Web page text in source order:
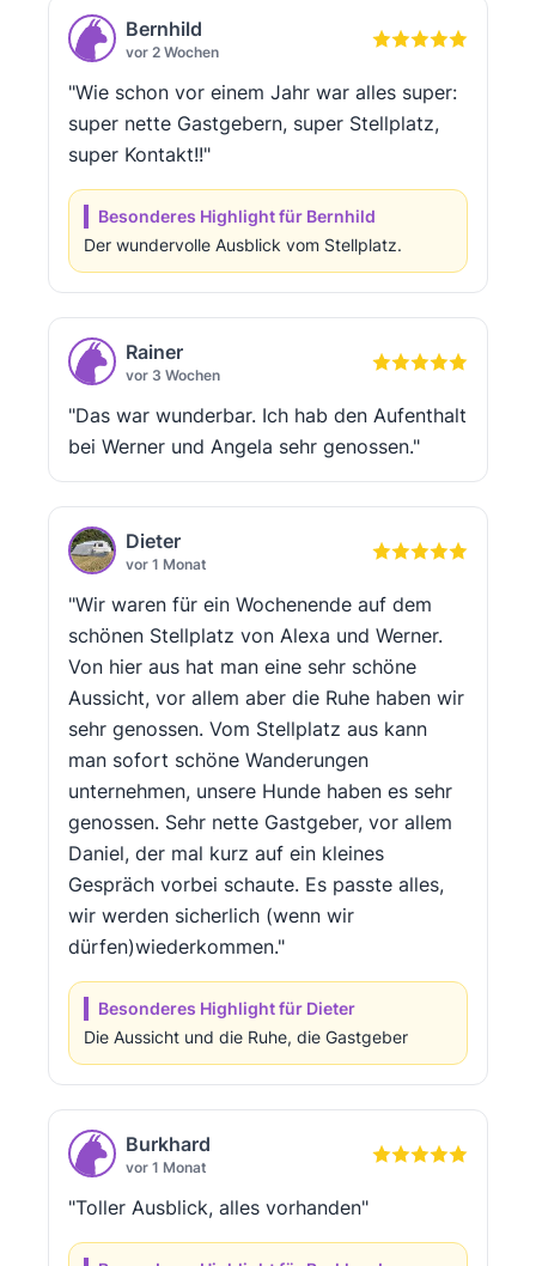
Bernhild
vor 2 Wochen
"Wie schon vor einem Jahr war alles super:
super nette Gastgebern, super Stellplatz,
super Kontakt!!"
Besonderes Highlight für Bernhild
Der wundervolle Ausblick vom Stellplatz.
Rainer
vor 3 Wochen
"Das war wunderbar. Ich hab den Aufenthalt
bei Werner und Angela sehr genossen."
Dieter
vor 1 Monat
"Wir waren für ein Wochenende auf dem
schönen Stellplatz von Alexa und Werner.
Von hier aus hat man eine sehr schöne
Aussicht, vor allem aber die Ruhe haben wir
sehr genossen. Vom Stellplatz aus kann
man sofort schöne Wanderungen
unternehmen, unsere Hunde haben es sehr
genossen. Sehr nette Gastgeber, vor allem
Daniel, der mal kurz auf ein kleines
Gespräch vorbei schaute. Es passte alles,
wir werden sicherlich (wenn wir
dürfen)wiederkommen."
Besonderes Highlight für Dieter
Die Aussicht und die Ruhe, die Gastgeber
Burkhard
vor 1 Monat
"Toller Ausblick, alles vorhanden"